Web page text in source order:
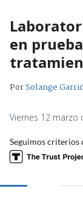
en
PorSolange
Viernes 12 marzo
Seguimos criterios